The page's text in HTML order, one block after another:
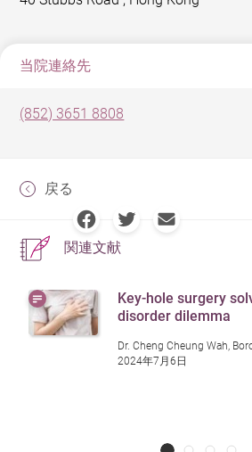
当院連絡先
(852) 3651 8808
戻る
関連文献
Key-hole surgery
disorder dilemma
Dr. Cheng Cheung Wah,
2024年7月6日